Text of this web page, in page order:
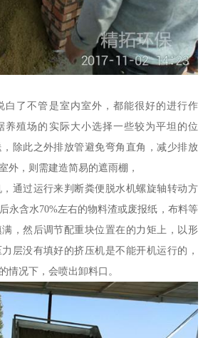
白了不管是室内室外，都能很好的进行作
养殖场的实际大小选择一些较为平坦的位
除此之外排放管避免弯角直角，减少排放
外，则需建造简易的遮雨棚，
通过运行来判断粪便脱水机螺旋轴转动方
永含水70%左右的物料渣或废报纸，布料等
，然后调节配重块位置在的力矩上，以形
层没有填好的挤压机是不能开机运行的，
情况下，会喷出卸料口。